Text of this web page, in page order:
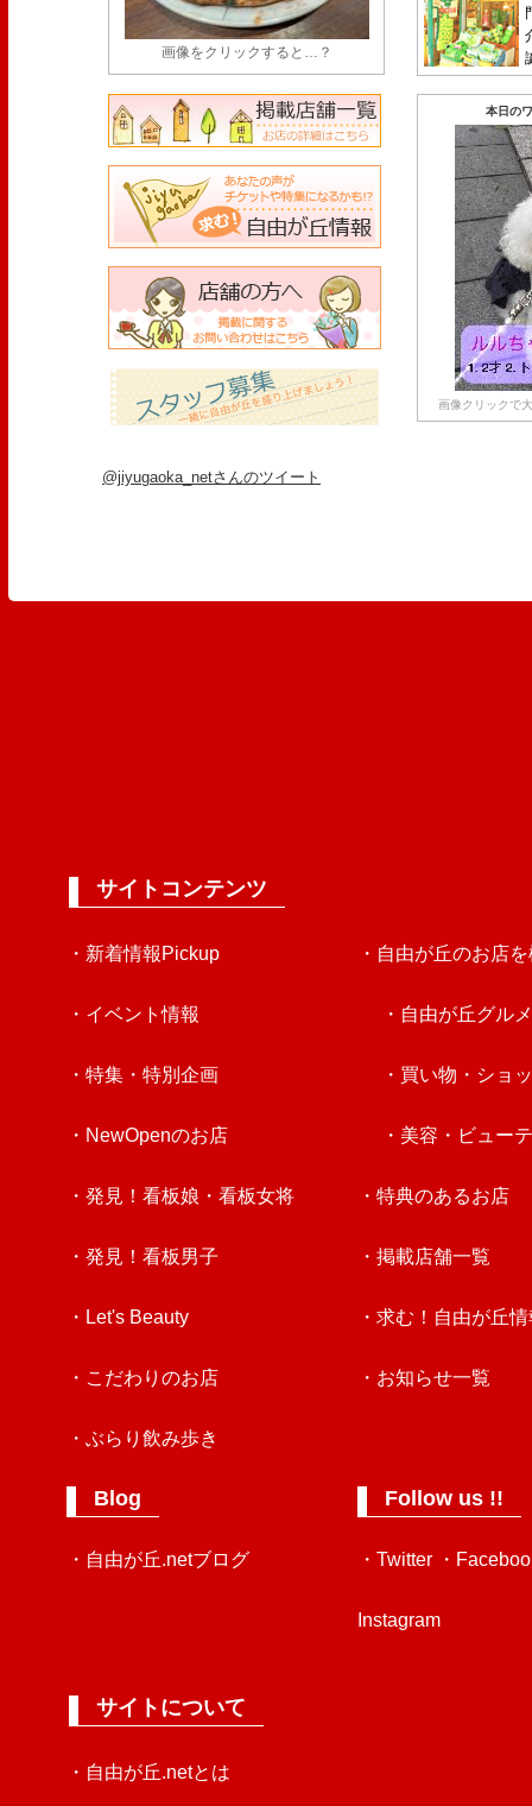
画像をクリックすると…？
本日の
画像クリックで
@jiyugaoka_netさんのツイート
サイトコンテンツ
・新着情報Pickup
・イベント情報
・特集・特別企画
・NewOpenのお店
・発見！看板娘・看板女将
・発見！看板男子
・Let's Beauty
・こだわりのお店
・ぶらり飲み歩き
Blog
・自由が丘.netブログ
・自由が丘のお店
・自由が丘グルメ
・買い物・ショ
・美容・ビュー
・特典のあるお店
・掲載店舗一覧
・求む！自由が丘
・お知らせ一覧
Follow us !!
・Twitter ・
Instagram
サイトについて
・自由が丘.netとは